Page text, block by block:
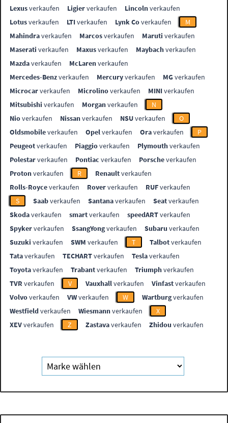
Lexusverkaufen Ligierverkaufen Lincolnverkaufen
Lotusverkaufen LTIverkaufen Lynk Coverkaufen
M
Mahindraverkaufen Marcosverkaufen Maruti verkaufen
Maserati verkaufen Maxusverkaufen Maybachverkaufen
Mazdaverkaufen McLarenverkaufen
Mercedes-Benzverkaufen Mercuryverkaufen MGverkaufen
Microcarverkaufen Microlinoverkaufen MINIverkaufen
Mitsubishi verkaufen Morganverkaufen
N
Nioverkaufen Nissanverkaufen NSUverkaufen
O
Oldsmobileverkaufen Opelverkaufen Oraverkaufen
P
Peugeotverkaufen Piaggioverkaufen Plymouthverkaufen
Polestarverkaufen Pontiac verkaufen Porscheverkaufen
Protonverkaufen R Renaultverkaufen
Rolls-Royceverkaufen Roververkaufen RUFverkaufen
S
Saabverkaufen Santanaverkaufen Seatverkaufen
Skodaverkaufen smartverkaufen speedARTverkaufen
Spykerverkaufen SsangYongverkaufen Subaru verkaufen
Suzuki verkaufen SWM verkaufen T Talbotverkaufen
Tataverkaufen TECHARTverkaufen Teslaverkaufen
Toyotaverkaufen Trabantverkaufen Triumphverkaufen
TVR verkaufen V Vauxhallverkaufen Vinfastverkaufen
Volvoverkaufen VWverkaufen W Wartburgverkaufen
Westfieldverkaufen Wiesmannverkaufen
X
XEVverkaufen Z Zastavaverkaufen Zhidou verkaufen